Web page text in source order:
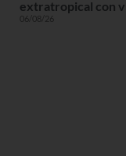
extratropical con
06/08/26